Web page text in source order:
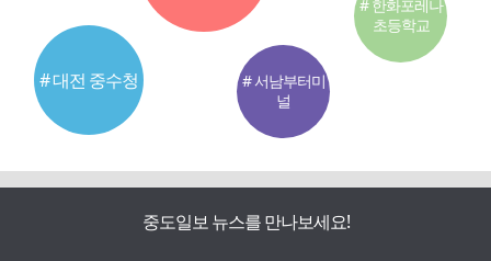
# 대전 중수청
# 서남부터미
널
# 한화포레나
초등학교
중도일보 뉴스를 만나보세요!